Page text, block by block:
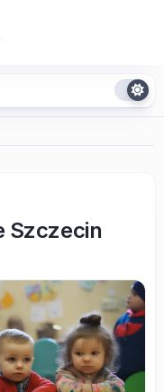
Szczecin